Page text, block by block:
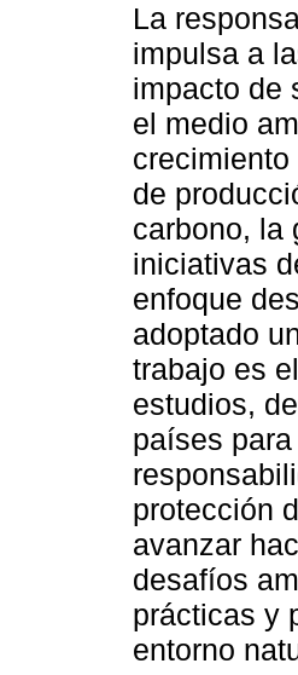
La
impulsa a
impacto de
el medio
de
carbono, la
iniciativas
enfoque
adoptado
trabajo es
estudios,
países
protección
avanzar
desafíos
prácticas y
entorno